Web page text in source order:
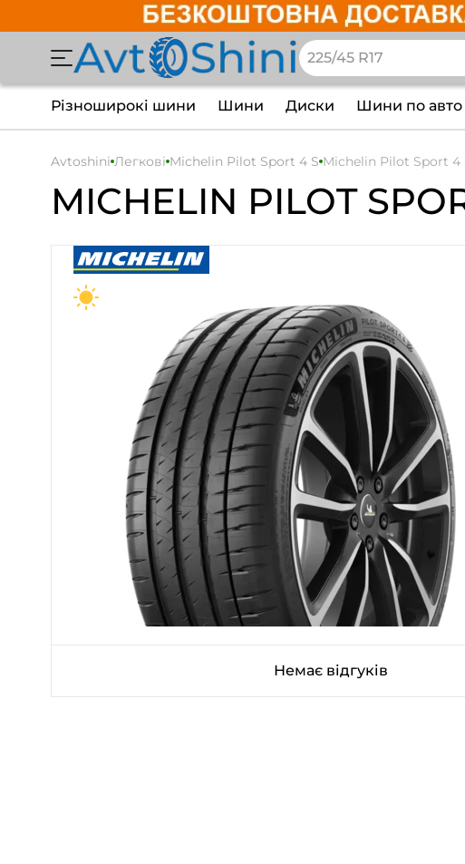
Різноширокі шини Шини Диски Шини по авто
Avtoshini Легкові Michelin Pilot Sport 4 S Michelin Pilot Sport 4
MICHELIN PILOT
Немає відгуків